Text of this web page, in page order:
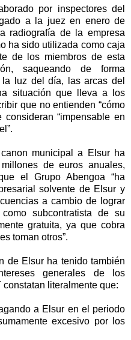
por inspectores del
a la juez en enero de
radiografía de la empresa
ha sido utilizada como caja
de los miembros de esta
saqueando de forma
luz del día, las arcas del
situación que lleva a los
que no entienden “cómo
consideran “impensable en
municipal a Elsur ha
de euros anuales,
el Grupo Abengoa “ha
solvente de Elsur y
a cambio de lograr
subcontratista de su
gratuita, ya que cobra
toman otros”.
de Elsur ha tenido también
generales de los
literalmente que:
a Elsur en el periodo
excesivo por los